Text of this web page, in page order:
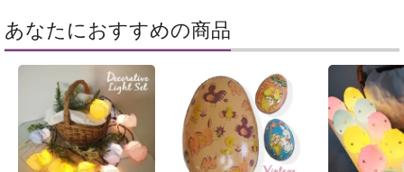
あなたにおすすめの商品